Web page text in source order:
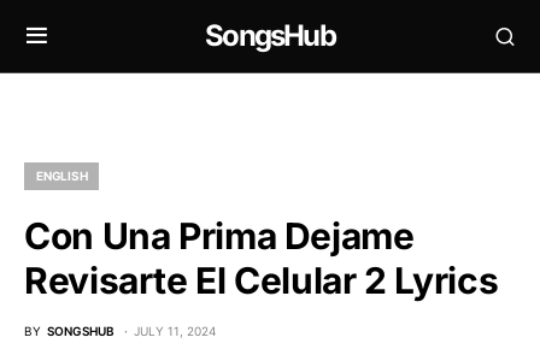
SongsHub
ENGLISH
Con Una Prima Dejame
Revisarte El Celular 2 Lyrics
BY SONGSHUB JULY 11, 2024